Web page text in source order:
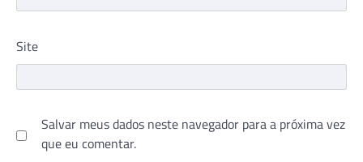
Site
Salvar meus dados neste navegador para a próxima vez
que eu comentar.